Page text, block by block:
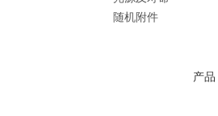
随机附件
产品